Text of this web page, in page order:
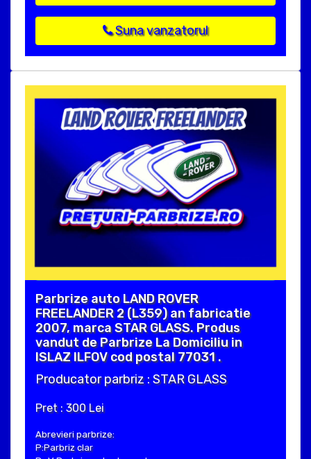
Suna vanzatorul
Parbrize auto LAND ROVER
FREELANDER 2 (L359) an fabricatie
2007, marca STAR GLASS. Produs
vandut de Parbrize La Domiciliu in
ISLAZ ILFOV cod postal 77031 .
Producator parbriz : STAR GLASS
Pret : 300 Lei
Abrevieri parbrize:
P:Parbriz clar